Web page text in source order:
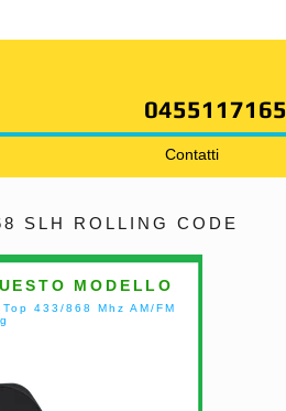
0455117165
Contatti
SLH ROLLING CODE
MODELLO
433/868 Mhz AM/FM